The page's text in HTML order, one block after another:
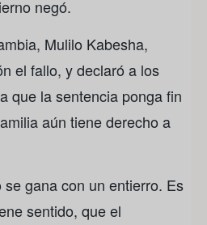
negó.
Mulilo Kabesha,
el fallo, y declaró a los
que la sentencia ponga fin
aún tiene derecho a
gana con un entierro. Es
sentido, que el